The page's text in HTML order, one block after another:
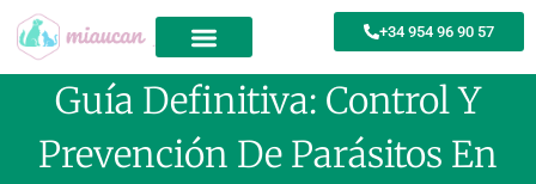
+34 954 96 90 57
Guía Definitiva: Control Y
Prevención De Parásitos En